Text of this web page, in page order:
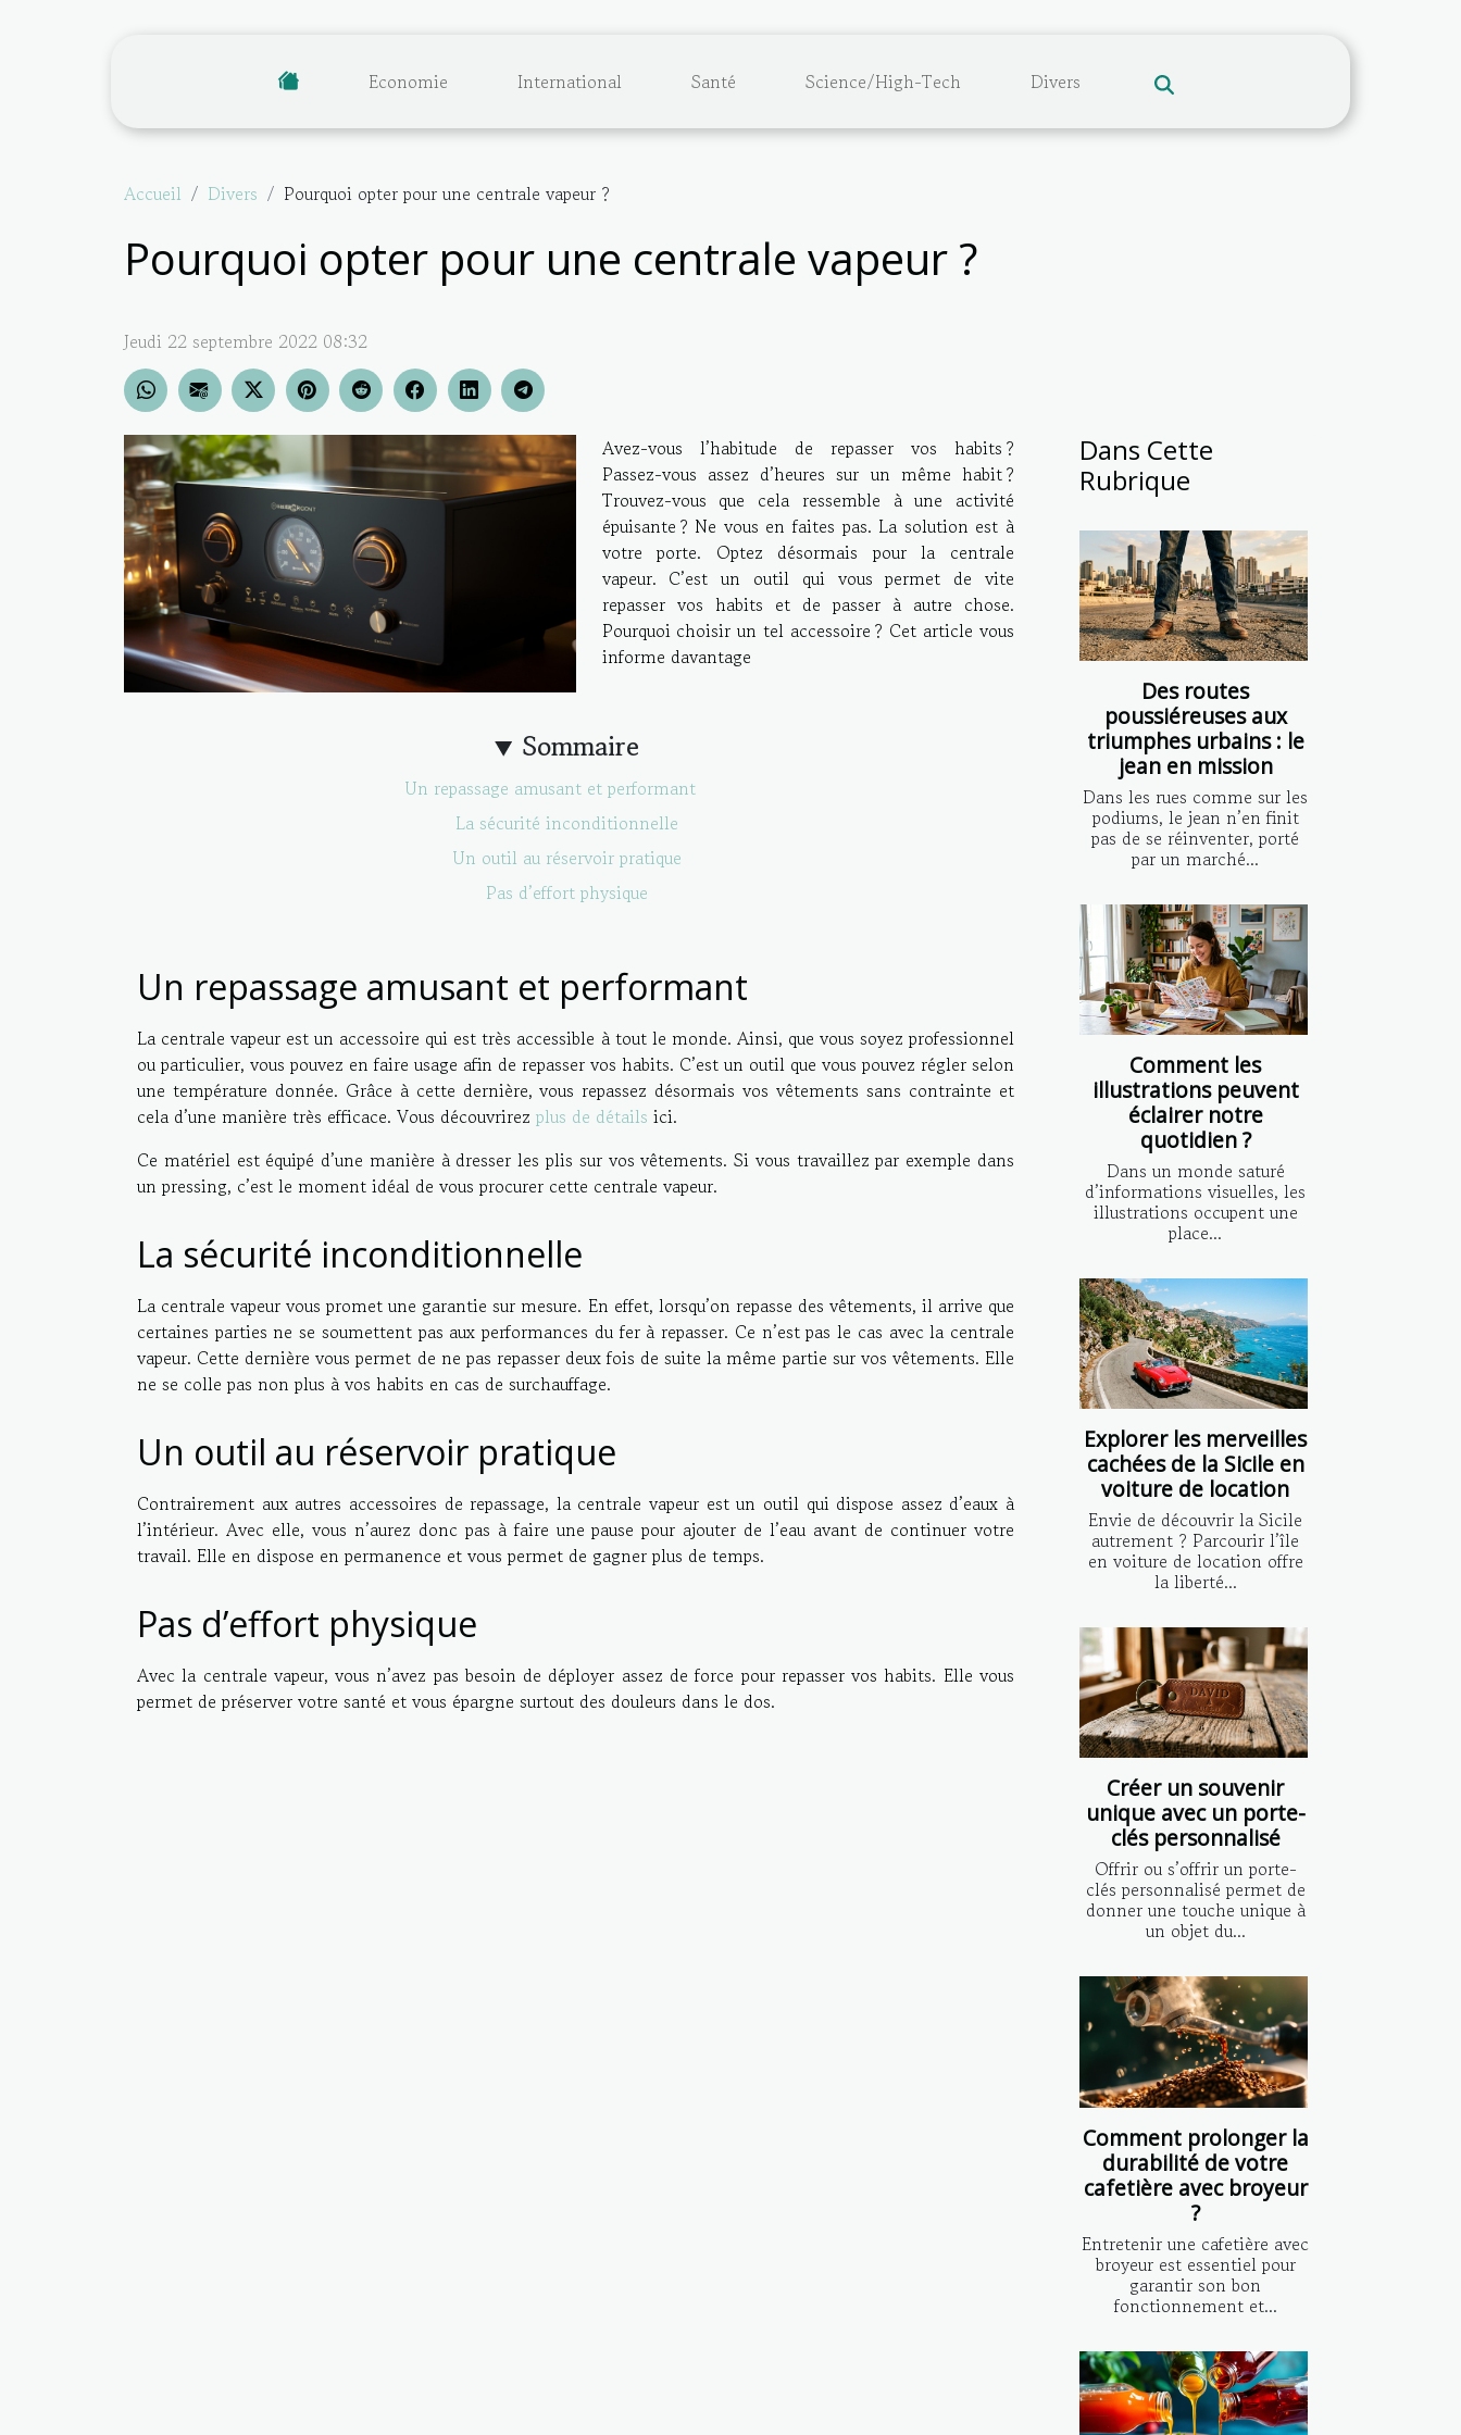
Economie International Santé Science/High-Tech Divers
Accueil Divers Pourquoi opter pour une centrale vapeur ?
Pourquoi opter pour une centrale vapeur ?
Jeudi 22 septembre 2022 08:32
Sommaire
Un repassage amusant et performant
La sécurité inconditionnelle
Un outil au réservoir pratique
Pas d’effort physique
Avez-vous l’habitude de repasser vos habits ?
Passez-vous assez d’heures sur un même habit ?
Trouvez-vous que cela ressemble à une activité
épuisante ? Ne vous en faites pas. La solution est à
votre porte. Optez désormais pour la centrale
vapeur. C’est un outil qui vous permet de vite
repasser vos habits et de passer à autre chose.
Pourquoi choisir un tel accessoire ? Cet article vous
informe davantage
Un repassage amusant et performant
La centrale vapeur est un accessoire qui est très accessible à tout le monde. Ainsi, que vous soyez professionnel
ou particulier, vous pouvez en faire usage afin de repasser vos habits. C’est un outil que vous pouvez régler selon
une température donnée. Grâce à cette dernière, vous repassez désormais vos vêtements sans contrainte et
cela d’une manière très efficace. Vous découvrirez plus de détails ici.
Ce matériel est équipé d’une manière à dresser les plis sur vos vêtements. Si vous travaillez par exemple dans
un pressing, c’est le moment idéal de vous procurer cette centrale vapeur.
La sécurité inconditionnelle
La centrale vapeur vous promet une garantie sur mesure. En effet, lorsqu’on repasse des vêtements, il arrive que
certaines parties ne se soumettent pas aux performances du fer à repasser. Ce n’est pas le cas avec la centrale
vapeur. Cette dernière vous permet de ne pas repasser deux fois de suite la même partie sur vos vêtements. Elle
ne se colle pas non plus à vos habits en cas de surchauffage.
Un outil au réservoir pratique
Contrairement aux autres accessoires de repassage, la centrale vapeur est un outil qui dispose assez d’eaux à
l’intérieur. Avec elle, vous n’aurez donc pas à faire une pause pour ajouter de l’eau avant de continuer votre
travail. Elle en dispose en permanence et vous permet de gagner plus de temps.
Pas d’effort physique
Avec la centrale vapeur, vous n’avez pas besoin de déployer assez de force pour repasser vos habits. Elle vous
permet de préserver votre santé et vous épargne surtout des douleurs dans le dos.
Dans Cette
Rubrique
Des routes
poussiéreuses aux
triumphes urbains : le
jean en mission
Dans les rues comme sur les
podiums, le jean n’en finit
pas de se réinventer, porté
par un marché...
Comment les
illustrations peuvent
éclairer notre
quotidien ?
Dans un monde saturé
d’informations visuelles, les
illustrations occupent une
place...
Explorer les merveilles
cachées de la Sicile en
voiture de location
Envie de découvrir la Sicile
autrement ? Parcourir l’île
en voiture de location offre
la liberté...
Créer un souvenir
unique avec un porte-
clés personnalisé
Offrir ou s’offrir un porte-
clés personnalisé permet de
donner une touche unique à
un objet du...
Comment prolonger la
durabilité de votre
cafetière avec broyeur
?
Entretenir une cafetière avec
broyeur est essentiel pour
garantir son bon
fonctionnement et...